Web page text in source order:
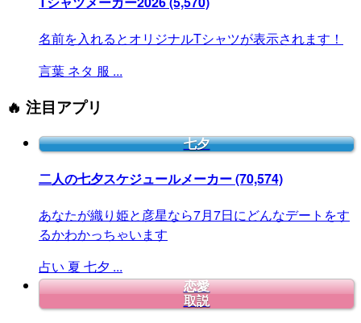
名前を入れるとオリジナルTシャツが表示されます！
言葉 ネタ 服 ...
🔥 注目アプリ
七夕
二人の七夕スケジュールメーカー(70,574)
あなたが織り姫と彦星なら7月7日にどんなデートをす
るかわかっちゃいます
占い 夏 七夕 ...
恋愛
取説